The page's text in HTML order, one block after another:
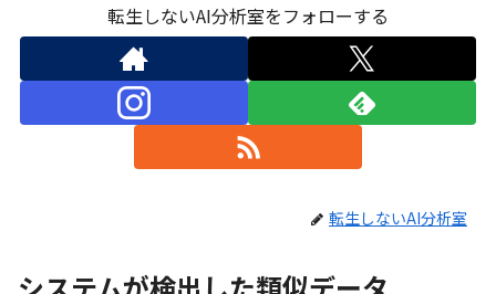
転生しないAI分析室をフォローする
転生しないAI分析室